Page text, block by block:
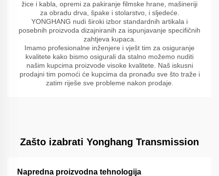
žice i kabla, opremi za pakiranje filmske hrane, mašineriji
za obradu drva, špake i stolarstvo, i sljedeće.
YONGHANG nudi široki izbor standardnih artikala i
posebnih proizvoda dizajniranih za ispunjavanje specifičnih
zahtjeva kupaca.
Imamo profesionalne inženjere i vješt tim za osiguranje
kvalitete kako bismo osigurali da stalno možemo nuditi
našim kupcima proizvode visoke kvalitete. Naš iskusni
prodajni tim pomoći će kupcima da pronađu sve što traže i
zatim riješe sve probleme nakon prodaje.
Zašto izabrati Yonghang Transmission
Napredna proizvodna tehnologija